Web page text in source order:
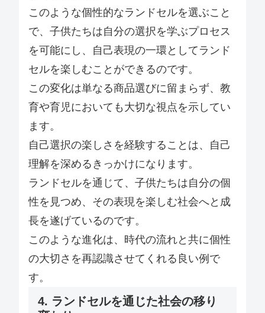
このような個性的なランドセルを選ぶこと
で、子供たちは自分の選択を学ぶプロセス
を可能にし、自己表現の一環としてランド
セルを楽しむことができるのです。
この変化は単なる商品選びに留まらず、教
育や育児においても大切な視点を示してい
ます。
自己選択の楽しさを経験することは、自己
理解を深めるきっかけになります。
ランドセルを通じて、子供たちは自分の個
性を見つめ、その表現を楽しむ社会へと成
長を遂げているのです。
このような進化は、時代の流れと共に個性
の大切さを再認識させてくれる良い例で
す。
4. ランドセルを通じた社会の移り